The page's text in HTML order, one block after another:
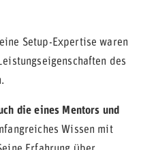
Setup-Expertise waren
des
die eines Mentors und
Wissen mit